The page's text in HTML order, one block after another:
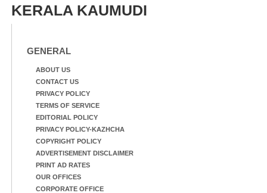
KERALA KAUMUDI
GENERAL
ABOUT US
CONTACT US
PRIVACY POLICY
TERMS OF SERVICE
EDITORIAL POLICY
PRIVACY POLICY-KAZHCHA
COPYRIGHT POLICY
ADVERTISEMENT DISCLAIMER
PRINT AD RATES
OUR OFFICES
CORPORATE OFFICE